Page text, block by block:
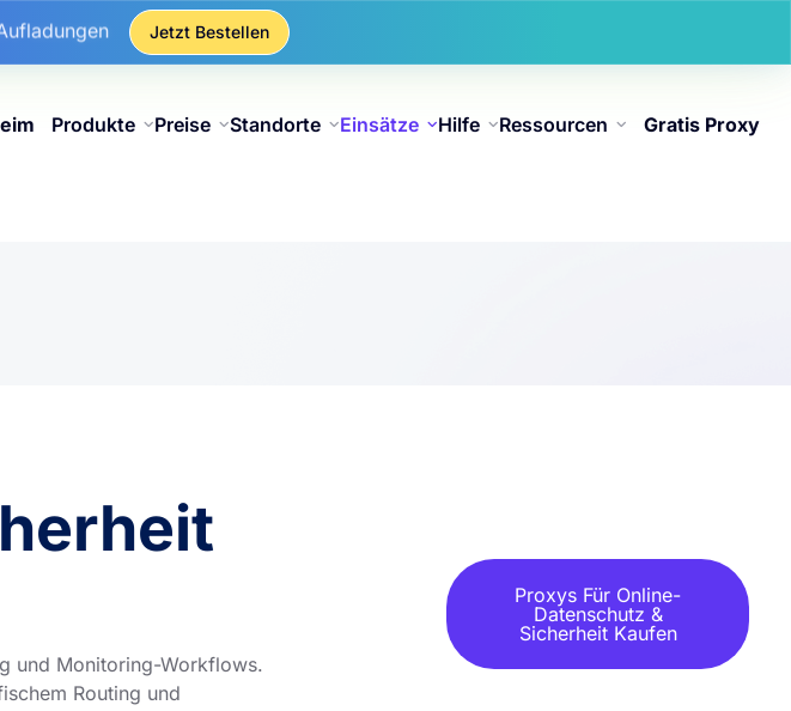
IP-Käufe
Jetzt Bestellen
Produkte Preise Standorte Einsätze Hilfe Ressourcen Gratis Proxy
und Monitoring-Workflows.
Routing und
Proxys Für Online-
Datenschutz &
Sicherheit Kaufen